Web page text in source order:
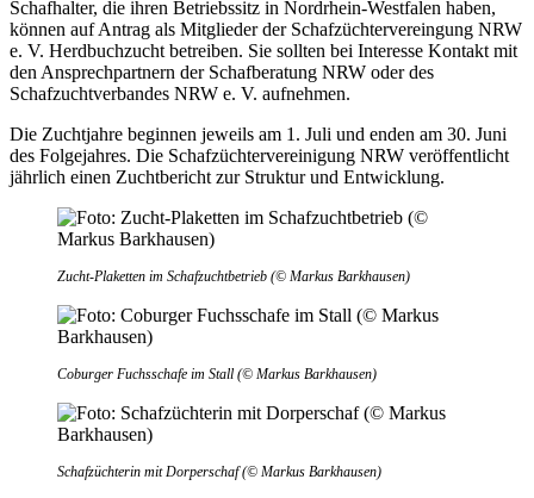
Schafhalter, die ihren Betriebssitz in Nordrhein-Westfalen haben,
können auf Antrag als Mitglieder der Schafzüchtervereingung NRW
e. V. Herdbuchzucht betreiben. Sie sollten bei Interesse Kontakt mit
den Ansprechpartnern der Schafberatung NRW oder des
Schafzuchtverbandes NRW e. V. aufnehmen.
Die Zuchtjahre beginnen jeweils am 1. Juli und enden am 30. Juni
des Folgejahres. Die Schafzüchtervereinigung NRW veröffentlicht
jährlich einen Zuchtbericht zur Struktur und Entwicklung.
Zucht-Plaketten im Schafzuchtbetrieb (© Markus Barkhausen)
Coburger Fuchsschafe im Stall (© Markus Barkhausen)
Schafzüchterin mit Dorperschaf (© Markus Barkhausen)